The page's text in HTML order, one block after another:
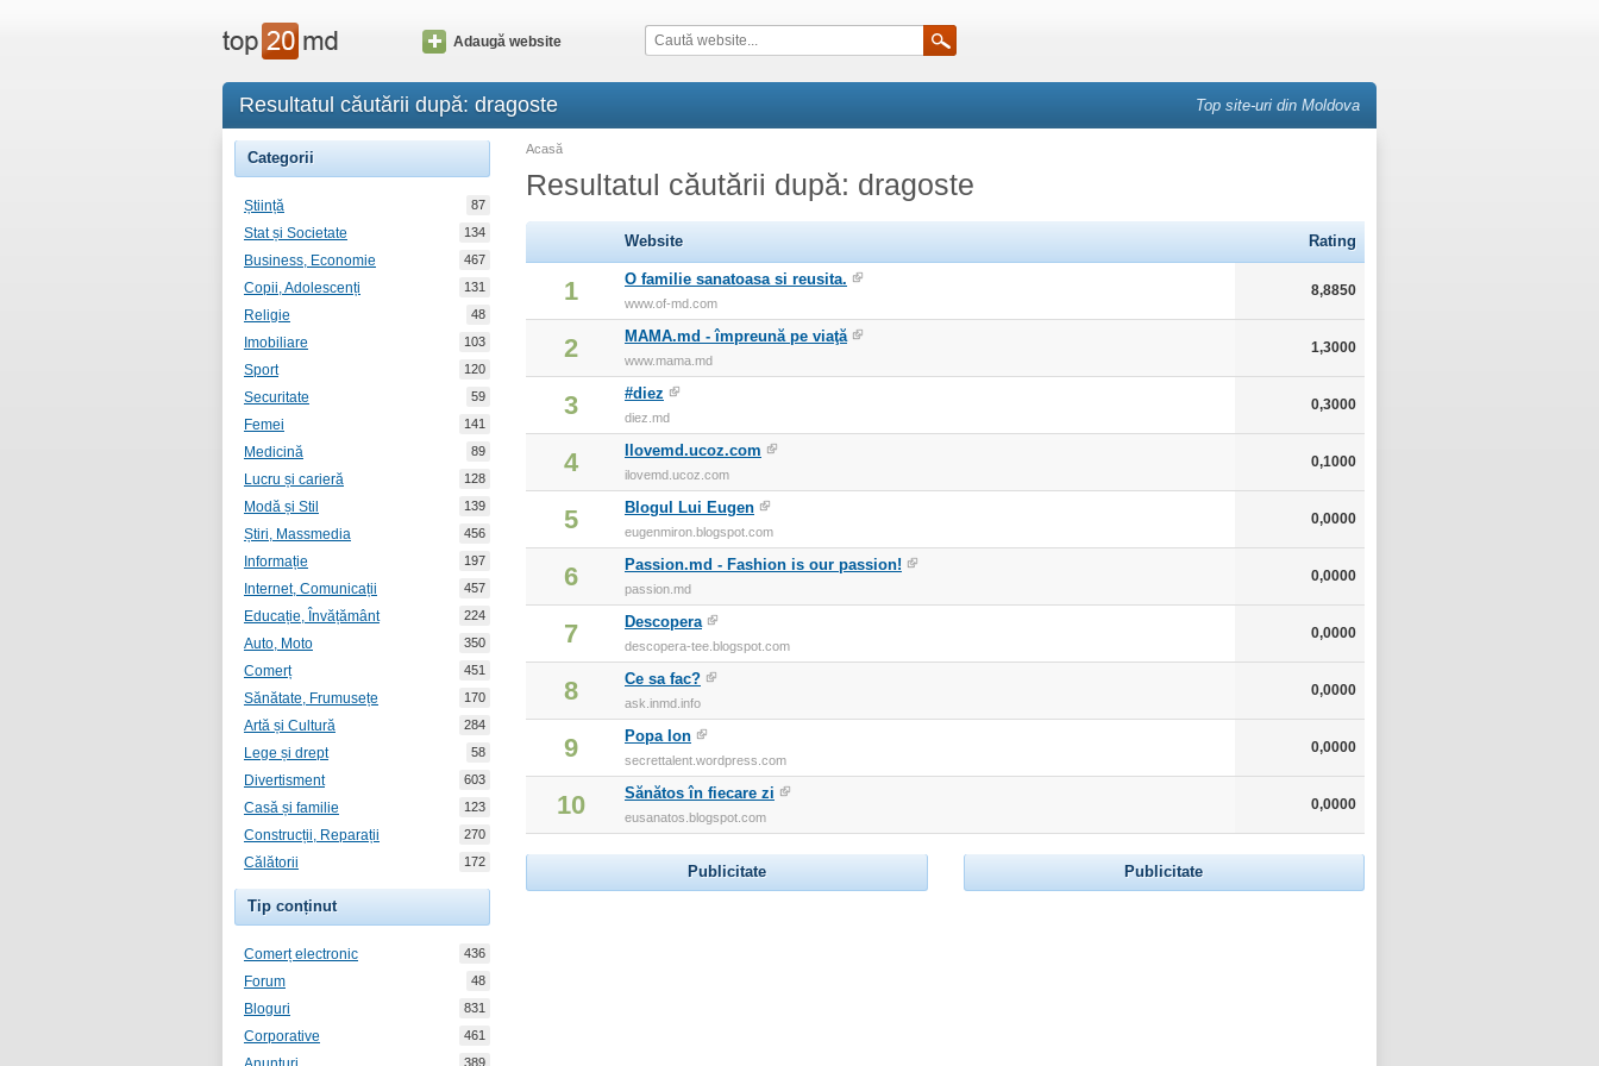
Adaugă website
Resultatul căutării după: dragoste Top site-uri din Moldova
Categorii
Știință 87
Stat și Societate 134
Business, Economie 467
Copii, Adolescenți 131
Religie 48
Imobiliare 103
Sport 120
Securitate 59
Femei 141
Medicină 89
Lucru și carieră 128
Modă și Stil 139
Știri, Massmedia 456
Informație 197
Internet, Comunicații 457
Educație, Învățământ 224
Auto, Moto 350
Comerț 451
Sănătate, Frumusețe 170
Artă și Cultură 284
Lege și drept 58
Divertisment 603
Casă și familie 123
Construcții, Reparații 270
Călătorii 172
Tip conținut
Comerț electronic 436
Forum 48
Bloguri 831
Corporative 461
389
Acasă
Resultatul căutării după: dragoste
Website Rating
1 O familie sanatoasa si reusita.
www.of-md.com
8,8850
2 MAMA.md - împreună pe viaţă
www.mama.md
1,3000
3 #diez
diez.md
0,3000
4 Ilovemd.ucoz.com
ilovemd.ucoz.com
0,1000
5 Blogul Lui Eugen
eugenmiron.blogspot.com
0,0000
6 Passion.md - Fashion is our passion!
passion.md
0,0000
7 Descopera
descopera-tee.blogspot.com
0,0000
8 Ce sa fac?
ask.inmd.info
0,0000
9 Popa Ion
secrettalent.wordpress.com
0,0000
10 Sănătos în fiecare zi
eusanatos.blogspot.com
0,0000
Publicitate Publicitate